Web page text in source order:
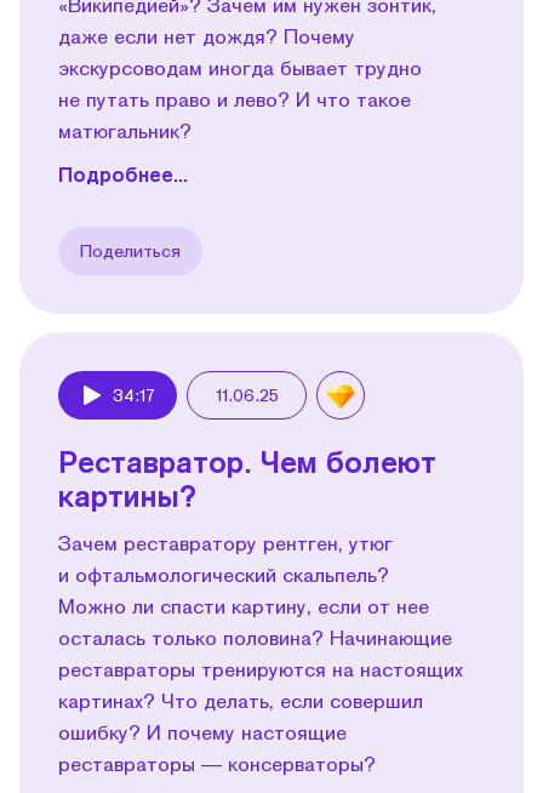
даже если нет дождя? Почему
экскурсоводам иногда бывает трудно
не путать право и лево? И что такое
матюгальник?
Подробнее...
Поделиться
34:17 11.06.25
Реставратор. Чем болеют
картины?
Зачем реставратору рентген, утюг
и офтальмологический скальпель?
Можно ли спасти картину, если от нее
осталась только половина? Начинающие
реставраторы тренируются на настоящих
картинах? Что делать, если совершил
ошибку? И почему настоящие
реставраторы — консерваторы?